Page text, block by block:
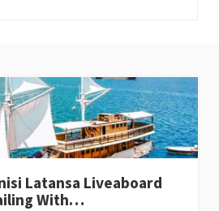
Latansa Liveaboard
With…